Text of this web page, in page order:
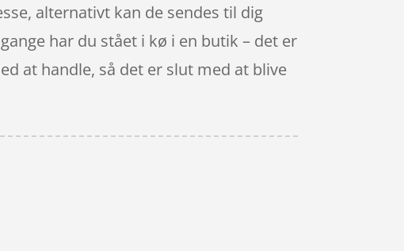
alternativt kan de sendes til dig
har du stået i kø i en butik – det er
at handle, så det er slut med at blive